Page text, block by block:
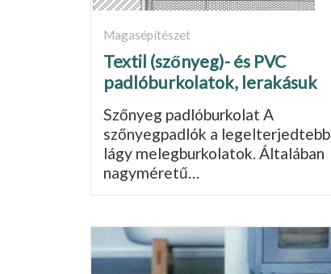
Magasépítészet
Textil (szőnyeg)- és PVC
padlóburkolatok, lerakásuk
Szőnyeg padlóburkolat A
szőnyegpadlók a legelterjedtebb
lágy melegburkolatok. Általában
nagyméretű…